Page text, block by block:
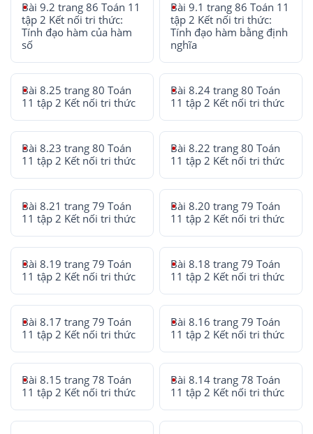
Bài 9.2 trang 86 Toán 11
tập 2 Kết nối tri thức:
Tính đạo hàm của hàm
số
Bài 9.1 trang 86 Toán 11
tập 2 Kết nối tri thức:
Tính đạo hàm bằng định
nghĩa
Bài 8.25 trang 80 Toán
11 tập 2 Kết nối tri thức
Bài 8.24 trang 80 Toán
11 tập 2 Kết nối tri thức
Bài 8.23 trang 80 Toán
11 tập 2 Kết nối tri thức
Bài 8.22 trang 80 Toán
11 tập 2 Kết nối tri thức
Bài 8.21 trang 79 Toán
11 tập 2 Kết nối tri thức
Bài 8.20 trang 79 Toán
11 tập 2 Kết nối tri thức
Bài 8.19 trang 79 Toán
11 tập 2 Kết nối tri thức
Bài 8.18 trang 79 Toán
11 tập 2 Kết nối tri thức
Bài 8.17 trang 79 Toán
11 tập 2 Kết nối tri thức
Bài 8.16 trang 79 Toán
11 tập 2 Kết nối tri thức
Bài 8.15 trang 78 Toán
11 tập 2 Kết nối tri thức
Bài 8.14 trang 78 Toán
11 tập 2 Kết nối tri thức